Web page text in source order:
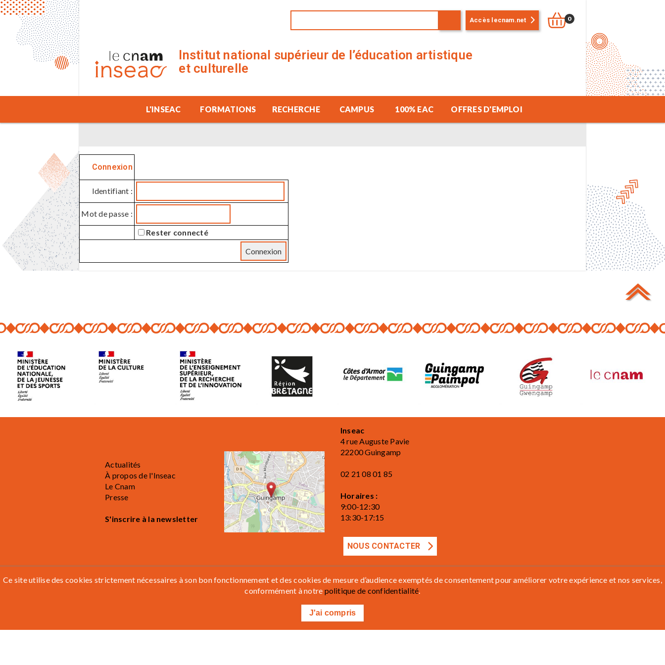
Accès lecnam.net 0
Institut national supérieur de l’éducation artistique
et culturelle
L'INSEAC FORMATIONS RECHERCHE CAMPUS 100% EAC OFFRES D'EMPLOI
Connexion
Identifiant :
Mot de passe :
Rester connecté
Actualités
À propos de l'Inseac
Le Cnam
Presse
S'inscrire à la newsletter
Inseac
4 rue Auguste Pavie
22200 Guingamp
02 21 08 01 85
Horaires :
9:00-12:30
13:30-17:15
NOUS CONTACTER
Mentions légales Accessibilité CGV Règlement intérieur
Ce site utilise des cookies strictement nécessaires à son bon fonctionnement et des cookies de mesure d’audience exemptés de consentement pour améliorer votre expérience et nos services,
conformément à notre politique de confidentialité.
J'ai compris